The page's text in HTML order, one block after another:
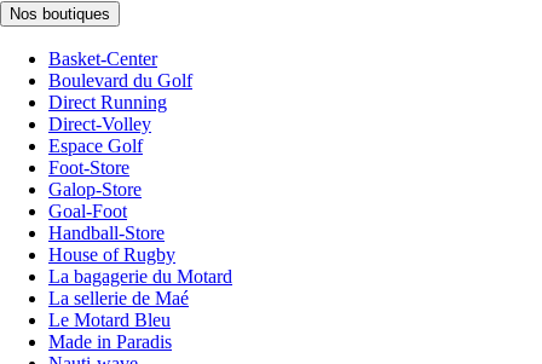
Nos boutiques
Basket-Center
Boulevard du Golf
Direct Running
Direct-Volley
Espace Golf
Foot-Store
Galop-Store
Goal-Foot
Handball-Store
House of Rugby
La bagagerie du Motard
La sellerie de Maé
Le Motard Bleu
Made in Paradis